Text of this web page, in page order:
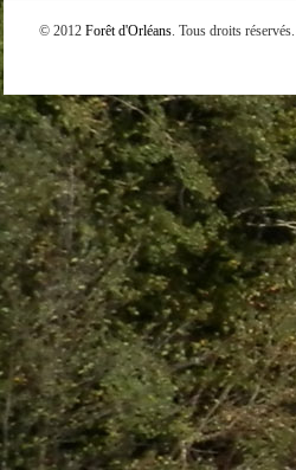
© 2012 Forêt d'Orléans. Tous droits réservés.